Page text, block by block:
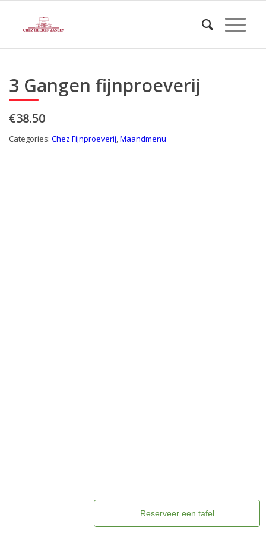
3 Gangen fijnproeverij
€38.50
Categories: Chez Fijnproeverij,Maandmenu
Reserveer een tafel